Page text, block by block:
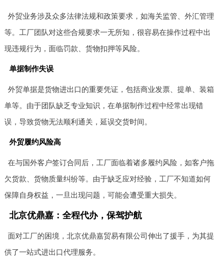
外贸业务涉及众多法律法规和政策要求，如海关监管、外汇管理
等。工厂团队对这些合规要求一无所知，很容易在操作过程中出
现违规行为，面临罚款、货物扣押等风险。
单据制作失误
外贸单据是货物进出口的重要凭证，包括商业发票、提单、装箱
单等。由于团队缺乏专业知识，在单据制作过程中经常出现错
误，导致货物无法顺利通关，延误交货时间。
外贸履约风险高
在与国外客户签订合同后，工厂面临着诸多履约风险，如客户拖
欠货款、货物质量纠纷等。由于缺乏应对经验，工厂不知道如何
保障自身权益，一旦出现问题，可能会遭受重大损失。
北京优鼎嘉：全程代办，保驾护航
面对工厂的困境，北京优鼎嘉贸易有限公司伸出了援手，为其提
供了一站式进出口代理服务。